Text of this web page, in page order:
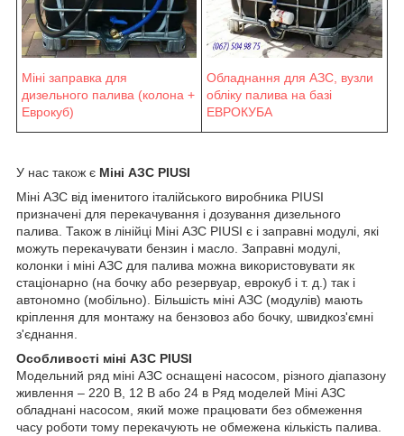
Міні заправка для
дизельного палива (колона +
Еврокуб)
Обладнання для АЗС, вузли
обліку палива на базі
ЕВРОКУБА
У нас також є Міні АЗС PIUSI
Міні АЗС від іменитого італійського виробника PIUSI
призначені для перекачування і дозування дизельного
палива. Також в лінійці Міні АЗС PIUSI є і заправні модулі, які
можуть перекачувати бензин і масло. Заправні модулі,
колонки і міні АЗС для палива можна використовувати як
стаціонарно (на бочку або резервуар, еврокуб і т. д.) так і
автономно (мобільно). Більшість міні АЗС (модулів) мають
кріплення для монтажу на бензовоз або бочку, швидкоз'ємні
з'єднання.
Особливості міні АЗС PIUSI
Модельний ряд міні АЗС оснащені насосом, різного діапазону
живлення – 220 В, 12 В або 24 в Ряд моделей Міні АЗС
обладнані насосом, який може працювати без обмеження
часу роботи тому перекачують не обмежена кількість палива.